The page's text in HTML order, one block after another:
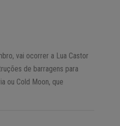
vai ocorrer a Lua Castor
de barragens para
ou Cold Moon, que